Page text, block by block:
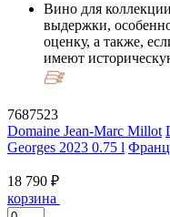
Вино для коллекции
выдержки,
оценку, а также,
имеют
7687523
Domaine Jean-Marc Millot
Georges 2023 0.75 l
18 790 ₽
корзина